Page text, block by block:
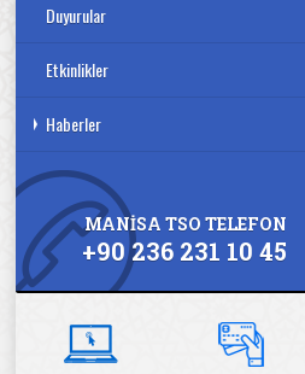
Duyurular
Etkinlikler
Haberler
MANİSA TSO TELEFON
+90 236 231 10 45